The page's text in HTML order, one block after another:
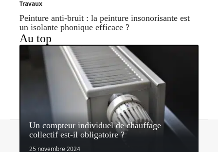
Travaux
Peinture anti-bruit : la peinture insonorisante est
un isolante phonique efficace ?
Au top
Un compteur individuel de chauffage
collectif est-il obligatoire ?
25 novembre 2024© 2026 | quipeutlefaire.fr
Contact Mentions légales Sitemap